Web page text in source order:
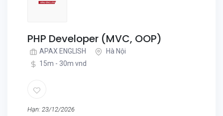
PHP Developer (MVC, OOP)
APAX ENGLISH
Hà Nội
15m - 30m vnd
Hạn: 23/12/2026